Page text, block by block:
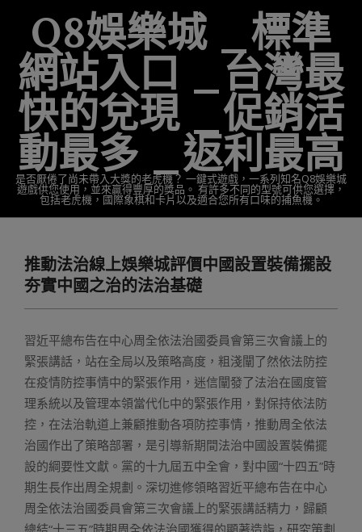
contentQ8娛樂城 _標準
網站入口 _台灣最
快的兌現 _促銷活
動最多 _返利最高
是否厭倦了尚未帶入大獎的老虎機？ 一鍵式遊戲，一系列知名Q8娛樂城
遊戲供您使用，並來贏得豐厚的獎品。 有許多不同的型號可供您選擇，
包括老虎機，國際象棋和卡片以及適合您所有口味的捕魚機。
Menu推動法治線上娛樂城評價中國設置裝備擺設
夯實中國之治的法治基礎
習近平總布告在中心周全依法治國委員會第三次會議上的
緊張講話，站在全局以及策略高度，粗淺闡了然依法防控
在疫情防控事情中的緊張作用，迷信闡發了法治在國度管
理系統以及管理本領當代化中的緊張作用，對保持依法防
控，在法治軌道上兼顧推動各項防控事情，推動周全依法
治國作出了策略部署，是引導新期間法治中國設置裝備擺
設的綱要性文獻。黨的十九屆五中全會，對中國“十四五”時
期生長作出周全規劃。深切進修領略習近平總布告在中心
周全依法治國委員會第三次會議上的緊張講話精力，歸顧
總結“十三五”時期周全依法治國獲得的顯著造詣，研究策劃